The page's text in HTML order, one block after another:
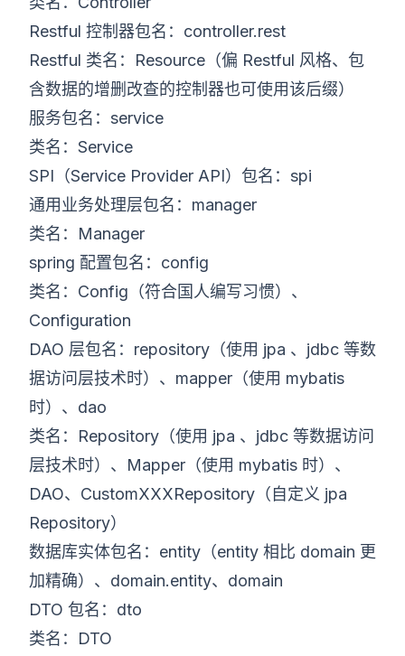
Restful 控制器包名：controller.rest
Restful 类名：Resource（偏 Restful 风格、包
含数据的增删改查的控制器也可使用该后缀）
服务包名：service
类名：Service
SPI（Service Provider API）包名：spi
通用业务处理层包名：manager
类名：Manager
spring 配置包名：config
类名：Config（符合国人编写习惯）、
Configuration
DAO 层包名：repository（使用 jpa 、jdbc 等数
据访问层技术时）、mapper（使用 mybatis
时）、dao
类名：Repository（使用 jpa 、jdbc 等数据访问
层技术时）、Mapper（使用 mybatis 时）、
DAO、CustomXXXRepository（自定义 jpa
Repository）
数据库实体包名：entity（entity 相比 domain 更
加精确）、domain.entity、domain
DTO 包名：dto
类名：DTO